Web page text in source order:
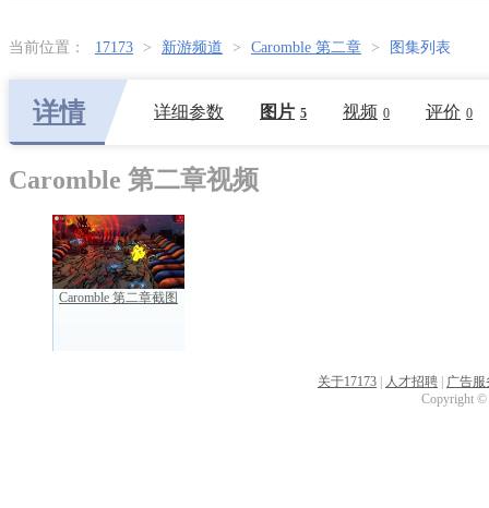
当前位置： 17173 > 新游频道 > Caromble 第二章 > 图集列表
详情 详细参数 图片 5 视频 0 评价 0
Caromble 第二章视频
Caromble 第二章截图
关于17173 人才招聘
广告服
Copyright ©